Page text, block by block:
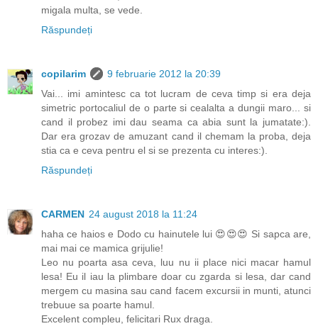
migala multa, se vede.
Răspundeți
copilarim
9 februarie 2012 la 20:39
Vai... imi amintesc ca tot lucram de ceva timp si era deja
simetric portocaliul de o parte si cealalta a dungii maro... si
cand il probez imi dau seama ca abia sunt la jumatate:).
Dar era grozav de amuzant cand il chemam la proba, deja
stia ca e ceva pentru el si se prezenta cu interes:).
Răspundeți
CARMEN 24 august 2018 la 11:24
haha ce haios e Dodo cu hainutele lui 😍😍😍 Si sapca are,
mai mai ce mamica grijulie!
Leo nu poarta asa ceva, luu nu ii place nici macar hamul
lesa! Eu il iau la plimbare doar cu zgarda si lesa, dar cand
mergem cu masina sau cand facem excursii in munti, atunci
trebuue sa poarte hamul.
Excelent compleu, felicitari Rux draga.